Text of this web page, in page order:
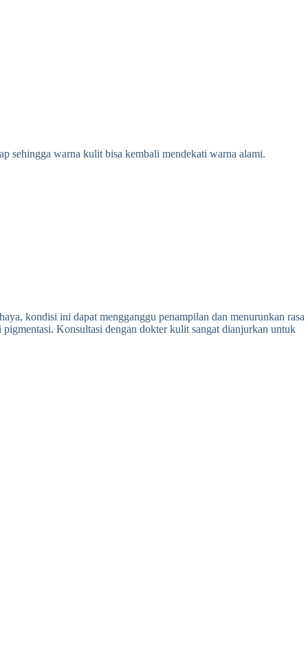
sehingga warna kulit bisa kembali mendekati warna alami.
kondisi ini dapat mengganggu penampilan dan menurunkan rasa
Konsultasi dengan dokter kulit sangat dianjurkan untuk